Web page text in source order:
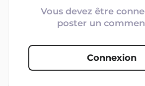
Vous devez être
poster un
Connexion